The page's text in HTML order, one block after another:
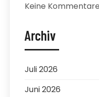
Keine
Archiv
Juli 2026
Juni 2026